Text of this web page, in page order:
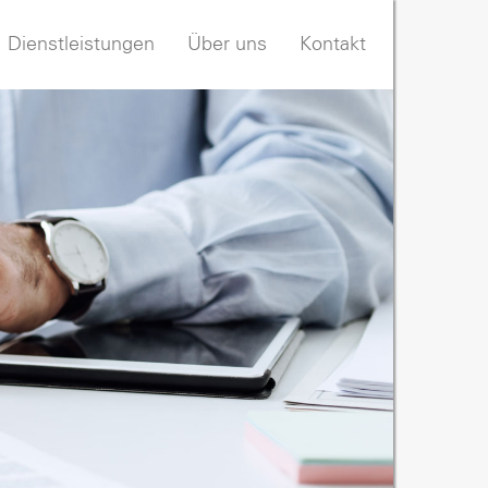
Dienstleistungen Über uns Kontakt